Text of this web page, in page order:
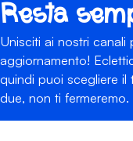
Resta
Unisciti ai nostri canali
aggiornamento!
quindi puoi scegliere
due, non ti fermeremo.